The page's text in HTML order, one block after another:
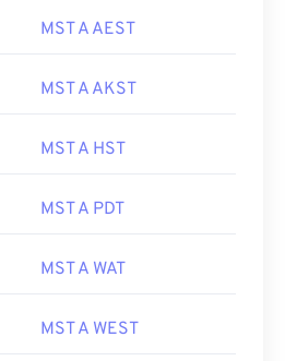
MST A AEST
MST A AKST
MST A HST
MST A PDT
MST A WAT
MST A WEST